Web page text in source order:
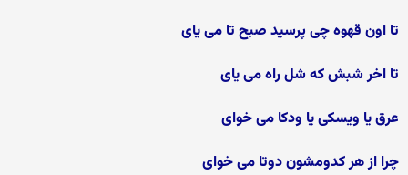
تا اون قهوه چی پرسید صبح تا می یای
تا اخر شبش که شل راه می یای
عرق یا ویسکی یا ودکا می خوای
چرا از هر کدومشون دوتا می خوای